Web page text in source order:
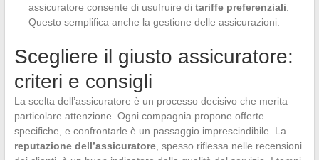
assicuratore consente di usufruire di tariffe preferenziali
Questo semplifica anche la gestione delle assicurazioni.
Scegliere il giusto assicuratore:
criteri e consigli
La scelta dell’assicuratore è un processo decisivo che merita
particolare attenzione. Ogni compagnia propone offerte
specifiche, e confrontarle è un passaggio imprescindibile. La
reputazione dell’assicuratore, spesso riflessa nelle recensioni